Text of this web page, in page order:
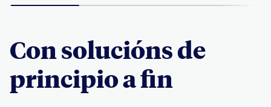
Con solucións de
principio a fin